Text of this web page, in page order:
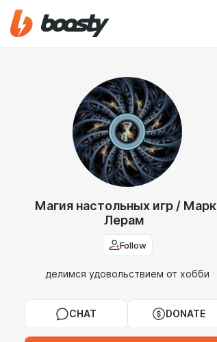
Магия настольных игр / Марк
Лерам
Follow
делимся удовольствием от хобби
CHAT DONATE